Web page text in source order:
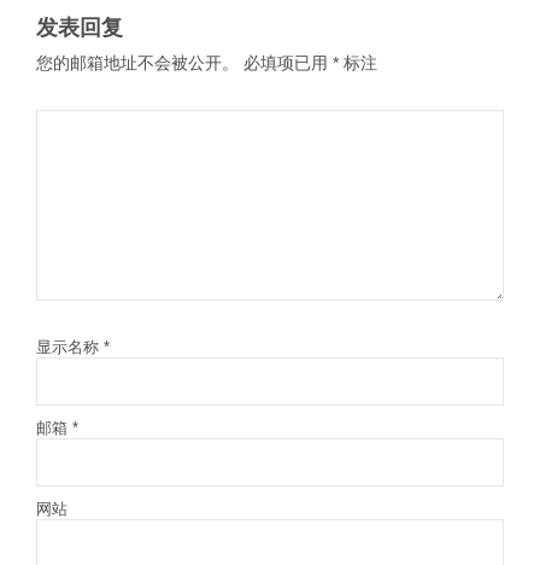
发表回复
您的邮箱地址不会被公开。 必填项已用 * 标注
显示名称 *
邮箱 *
网站